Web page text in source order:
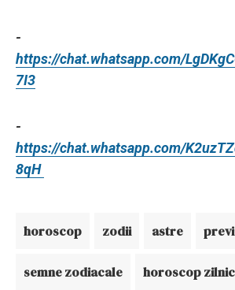
-
https://chat.whatsapp.com/
7I3
-
https://chat.whatsapp.com/
8qH
horoscop zodii astre
semne zodiacale horoscop zilnic